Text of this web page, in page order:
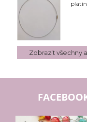
Zobrazit všechny